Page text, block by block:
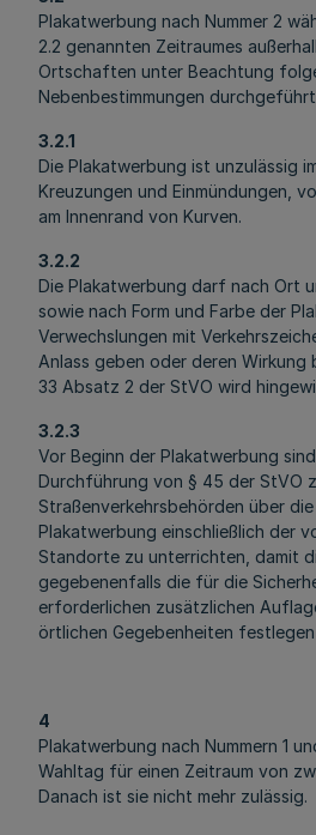
Plakatwerbung nach Nummer 2
2.2 genannten Zeitraumes
Ortschaften unter Beachtung
Nebenbestimmungen
3.2.1
Die Plakatwerbung ist unzulässig
Kreuzungen und Einmündungen,
am Innenrand von Kurven.
3.2.2
Die Plakatwerbung darf nach Ort
sowie nach Form und Farbe der
Verwechslungen mit
Anlass geben oder deren
33 Absatz 2 der StVO wird
3.2.3
Vor Beginn der Plakatwerbung
Durchführung von § 45 der StVO
Straßenverkehrsbehörden über
Plakatwerbung einschließlich der
Standorte zu unterrichten, damit
gegebenenfalls die für die
erforderlichen zusätzlichen
örtlichen Gegebenheiten festlegen
4
Plakatwerbung nach Nummern 1
Wahltag für einen Zeitraum von
Danach ist sie nicht mehr zulässig.